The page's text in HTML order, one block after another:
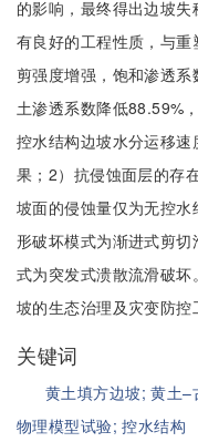
的影响，最终得出边坡
有良好的工程性质，与
剪强度增强，饱和渗透
土渗透系数降低88.59%
控水结构边坡水分运移
果；2）抗侵蚀面层的存
坡面的侵蚀量仅为无控
形破坏模式为渐进式剪
式为突发式溃散流滑破
坡的生态治理及灾变防控
关键词
黄土填方边坡;黄土–
物理模型试验;控水结构